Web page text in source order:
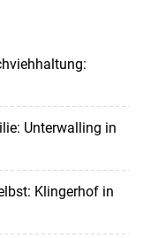
Unterwalling in
Klingerhof in